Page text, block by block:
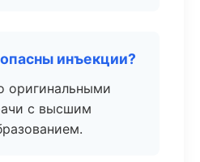
инъекции?
оригинальными
с высшим